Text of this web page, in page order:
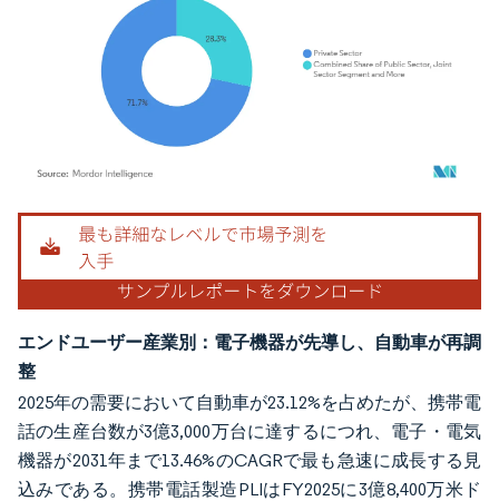
画像 © Mordor Intelligence。再利用にはCC BY 4.0の表示が必要です。
エンドユーザー産業別：電子機器が先導し、自動車が再調
整
2025年の需要において自動車が23.12%を占めたが、携帯電
話の生産台数が3億3,000万台に達するにつれ、電子・電気
機器が2031年まで13.46%のCAGRで最も急速に成長する見
込みである。携帯電話製造PLIはFY2025に3億8,400万米ド